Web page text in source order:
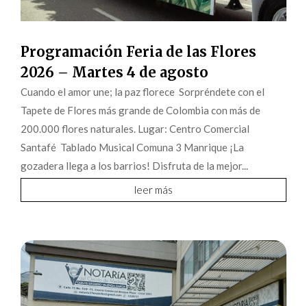
Programación Feria de las Flores
2026 – Martes 4 de agosto
Cuando el amor une; la paz florece Sorpréndete con el
Tapete de Flores más grande de Colombia con más de
200.000 flores naturales. Lugar: Centro Comercial
Santafé Tablado Musical Comuna 3 Manrique ¡La
gozadera llega a los barrios! Disfruta de la mejor...
leer más